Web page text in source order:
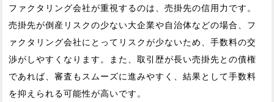
ファクタリング会社が重視するのは、売掛先の信用力です。
売掛先が倒産リスクの少ない大企業や自治体などの場合、フ
ァクタリング会社にとってリスクが少ないため、手数料の交
渉がしやすくなります。また、取引歴が長い売掛先との債権
であれば、審査もスムーズに進みやすく、結果として手数料
を抑えられる可能性が高いです。